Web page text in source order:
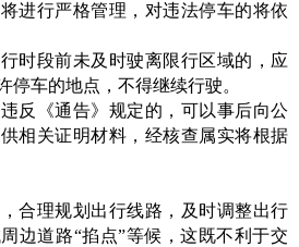
进行严格管理，对违法停车的将依
时段前未及时驶离限行区域的，应
停车的地点，不得继续行驶。
反《通告》规定的，可以事后向公
相关证明材料，经核查属实将根据
合理规划出行线路，及时调整出行
边道路“掐点”等候，这既不利于交